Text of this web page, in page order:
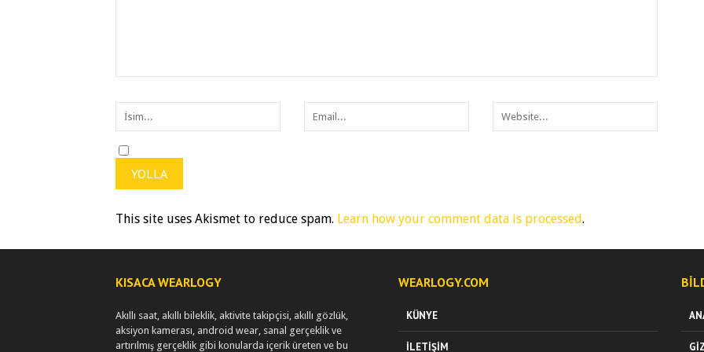
This site uses Akismet to reduce spam. Learn how your comment data is processed.
KISACA WEARLOGY
Akıllı saat, akıllı bileklik, aktivite takipçisi, akıllı gözlük,
aksiyon kamerası, android wear, sanal gerçeklik ve
artırılmış gerçeklik gibi konularda içerik üreten ve bu
WEARLOGY.COM
KÜNYE
İLETIŞIM